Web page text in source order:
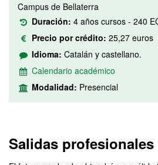
Campus de Bellaterra
Duración: 4 años cursos - 240
Precio por crédito: 25,27 euros
Idioma: Catalán y castellano.
Calendario académico
Modalidad: Presencial
Salidas profesionales